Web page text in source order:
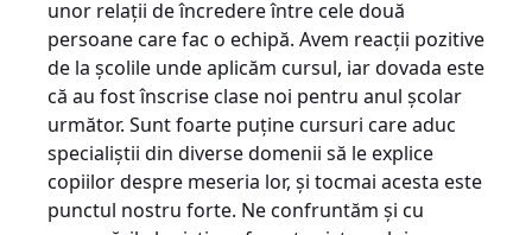
unor relaţii de încredere între cele două
persoane care fac o echipă. Avem reacţii pozitive
de la şcolile unde aplicăm cursul, iar dovada este
că au fost înscrise clase noi pentru anul şcolar
următor. Sunt foarte puţine cursuri care aduc
specialiştii din diverse domenii să le explice
copiilor despre meseria lor, şi tocmai acesta este
punctul nostru forte. Ne confruntăm şi cu